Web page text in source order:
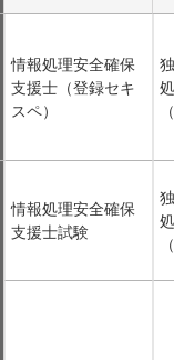
情報処理安全確保
支援士（登録セキ
スペ）
情報処理安全確保
支援士試験